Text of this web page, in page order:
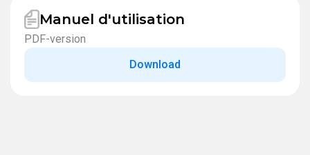
Manuel d'utilisation
PDF-version
Download